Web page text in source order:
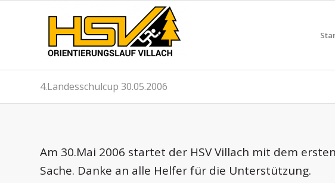
4.Landesschulcup 30.05.2006
Am 30.Mai 2006 startet der HSV Villach mit dem
Sache. Danke an alle Helfer für die Unterstützung.